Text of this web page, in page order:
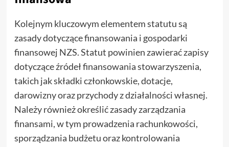
Kolejnym kluczowym elementem statutu są
zasady dotyczące finansowania i gospodarki
finansowej NZS. Statut powinien zawierać zapisy
dotyczące źródeł finansowania stowarzyszenia,
takich jak składki członkowskie, dotacje,
darowizny oraz przychody z działalności własnej.
Należy również określić zasady zarządzania
finansami, w tym prowadzenia rachunkowości,
sporządzania budżetu oraz kontrolowania